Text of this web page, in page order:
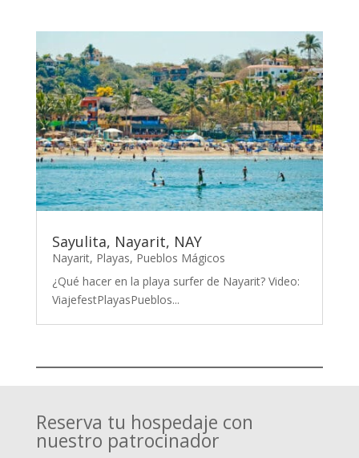
Sayulita, Nayarit, NAY
Nayarit, Playas, Pueblos Mágicos
¿Qué hacer en la playa surfer de Nayarit? Video:
ViajefestPlayasPueblos...
Reserva tu hospedaje con
nuestro patrocinador